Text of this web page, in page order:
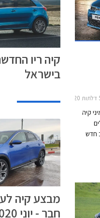
קיה
חדש
רמות
קיה ריו
בישראל
מבצע קיה
חבר - יוני 2020